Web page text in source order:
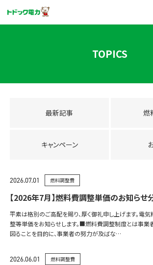
TOPICS
最新記事 燃
キャンペーン
2026.07.01 燃料調整費
【2026年7月】燃料費調整単価のお知らせ
平素は格別のご高配を賜り、厚く御礼申し上げます。電
整等単価をお知らせします。■燃料費調整制度とは事
図ることを目的に、事業者の努力が及ばな…
2026.06.01 燃料調整費